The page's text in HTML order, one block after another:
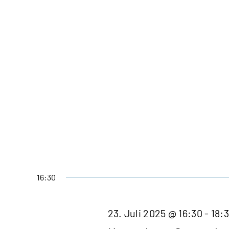
16:30
23. Juli 2025 @ 16:30 -